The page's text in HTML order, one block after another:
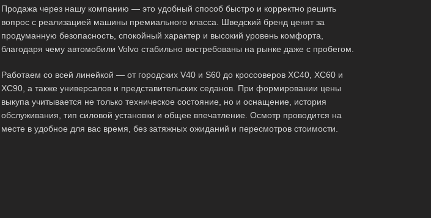
Продажа через нашу компанию — это удобный способ быстро и корректно решить
вопрос с реализацией машины премиального класса. Шведский бренд ценят за
продуманную безопасность, спокойный характер и высокий уровень комфорта,
благодаря чему автомобили Volvo стабильно востребованы на рынке даже с пробегом.
Работаем со всей линейкой — от городских V40 и S60 до кроссоверов XC40, XC60 и
XC90, а также универсалов и представительских седанов. При формировании цены
выкупа учитывается не только техническое состояние, но и оснащение, история
обслуживания, тип силовой установки и общее впечатление. Осмотр проводится на
месте в удобное для вас время, без затяжных ожиданий и пересмотров стоимости.